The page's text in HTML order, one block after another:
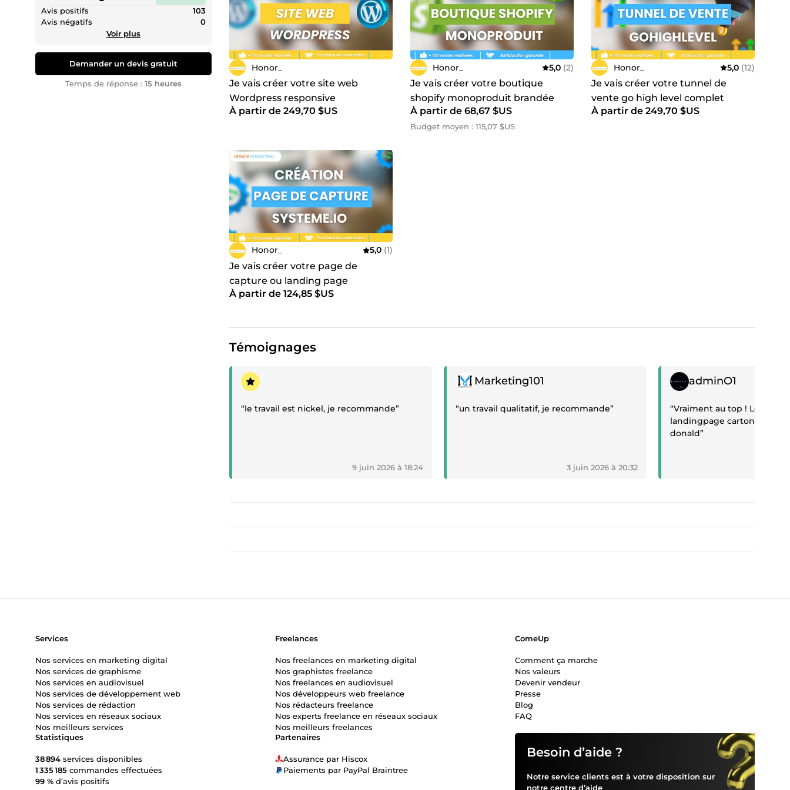
Avis positifs
103
Avis négatifs
0
Voir plus
Demander un devis gratuit
Temps de réponse : 15 heures
Honor_
Je vais créer votre site web
Wordpress responsive
À partir de 249,70 $US
Honor_ 5,0 (2)
Je vais créer votre boutique
shopify monoproduit brandée
À partir de 68,67 $US
Budget moyen : 115,07 $US
Honor_ 5,0 (12)
Je vais créer votre tunnel de
vente go high level complet
À partir de 249,70 $US
Honor_ 5,0 (1)
Je vais créer votre page de
capture ou landing page
système.io
À partir de 124,85 $US
Témoignages
Témoignage positif
“le travail est nickel, je recommande”
9 juin 2026 à 18:24
Témoignage positif
Marketing101
“un travail qualitatif, je recommande”
3 juin 2026 à 20:32
Témoignage positif
adminO1
“Vraiment au top ! Le top
landingpage cartonne.
donald”
Besoin d’aide ?
Notre service clients est à votre disposition sur
notre centre d’aide
Partenaires
Assurance par Hiscox
Paiements par PayPal Braintree
Statistiques
38 894 services disponibles
1 335 185 commandes effectuées
99 % d’avis positifs
Services
Nos services en marketing digital
Nos services de graphisme
Nos services en audiovisuel
Nos services de développement web
Nos services de rédaction
Nos services en réseaux sociaux
Nos meilleurs services
Freelances
Nos freelances en marketing digital
Nos graphistes freelance
Nos freelances en audiovisuel
Nos développeurs web freelance
Nos rédacteurs freelance
Nos experts freelance en réseaux sociaux
Nos meilleurs freelances
ComeUp
Comment ça marche
Nos valeurs
Devenir vendeur
Presse
Blog
FAQ